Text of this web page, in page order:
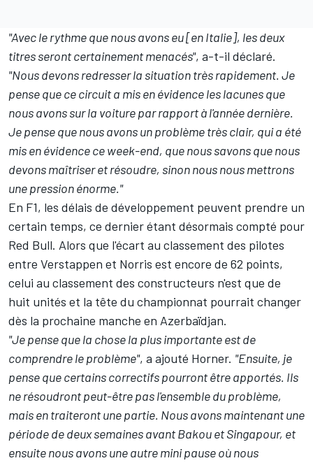
"Avec le rythme que nous avons eu [en Italie], les deux
titres seront certainement menacés", a-t-il déclaré.
"Nous devons redresser la situation très rapidement. Je
pense que ce circuit a mis en évidence les lacunes que
nous avons sur la voiture par rapport à l'année dernière.
Je pense que nous avons un problème très clair, qui a été
mis en évidence ce week-end, que nous savons que nous
devons maîtriser et résoudre, sinon nous nous mettrons
une pression énorme."
En F1, les délais de développement peuvent prendre un
certain temps, ce dernier étant désormais compté pour
Red Bull. Alors que l'écart au classement des pilotes
entre Verstappen et Norris est encore de 62 points,
celui au classement des constructeurs n'est que de
huit unités et la tête du championnat pourrait changer
dès la prochaine manche en Azerbaïdjan.
"Je pense que la chose la plus importante est de
comprendre le problème", a ajouté Horner. "Ensuite, je
pense que certains correctifs pourront être apportés. Ils
ne résoudront peut-être pas l'ensemble du problème,
mais en traiteront une partie. Nous avons maintenant une
période de deux semaines avant Bakou et Singapour, et
ensuite nous avons une autre mini pause où nous